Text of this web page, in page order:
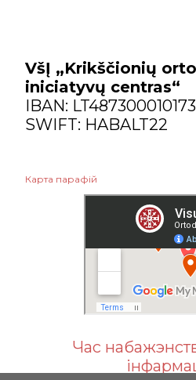
VšĮ „Krikščionių
iniciatyvų centras“
IBAN:
SWIFT: HABALT22
Карта парафій
Час